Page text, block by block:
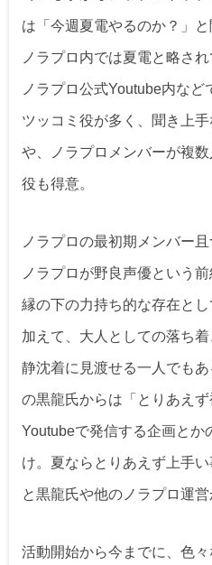
は「今週夏電やるのか？」と
ノラプロ内では夏電と略され
ノラプロ公式Youtube内な
ツッコミ役が多く、聞き上
や、ノラプロメンバーが複
役も得意。
ノラプロの最初期メンバー
ノラプロが野良声優という
縁の下の力持ち的な存在と
加えて、大人としての落ち
静沈着に見渡せる一人でも
の黒龍氏からは「とりあえ
Youtubeで発信する企画とか
け。夏ならとりあえず上手い
と黒龍氏や他のノラプロ運営
活動開始から今までに、色